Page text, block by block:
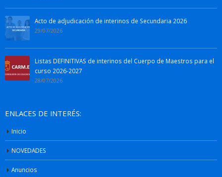
Acto de adjudicación de interinos de Secundaria 2026
29/07/2026
Listas DEFINITIVAS de interinos del Cuerpo de Maestros para el
curso 2026-2027
28/07/2026
ENLACES DE INTERÉS:
Inicio
NOVEDADES
Anuncios